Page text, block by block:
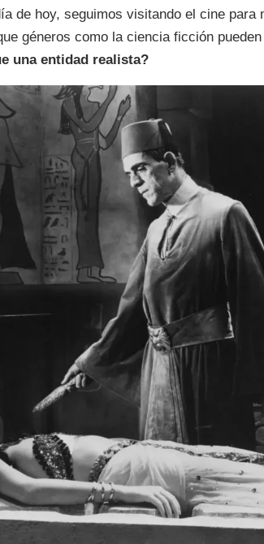
de hoy, seguimos visitando el cine
géneros como la ciencia ficción
una entidad realista?